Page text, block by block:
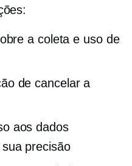
a coleta e uso de
de cancelar a
aos dados
precisão